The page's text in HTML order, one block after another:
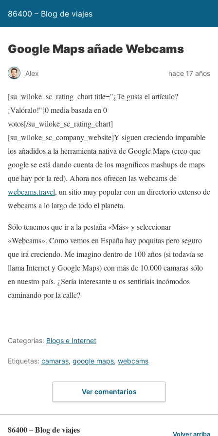
86400 – Blog de viajes
Google Maps añade Webcams
Alex hace 17 años
[su_wiloke_sc_rating_chart title="¿Te gusta el artículo?
¡Valóralo!"]0media basada en 0
votos[/su_wiloke_sc_rating_chart]
[su_wiloke_sc_company_website]Y siguen creciendo imparable
los añadidos a la herramienta nativa de Google Maps (creo que
google se está dando cuenta de los magníficos mashups de maps
que hay por la red). Ahora nos ofrecen las webcams de
webcams.travel, un sitio muy popular con un directorio extenso de
webcams a lo largo de todo el planeta.
Sólo tenemos que ir a la pestaña «Más» y seleccionar
«Webcams». Como vemos en España hay poquitas pero seguro
que irá creciendo. Me imagino dentro de 100 años (si todavía se
llama Internet y Google Maps) con más de 10.000 camaras sólo
en nuestro país. ¿Sería interesante u os sentiríais incómodos
caminando por la calle?
Categorías: Blogs e Internet
Etiquetas: camaras, google maps, webcams
Ver comentarios
86400 – Blog de viajes Volver arriba